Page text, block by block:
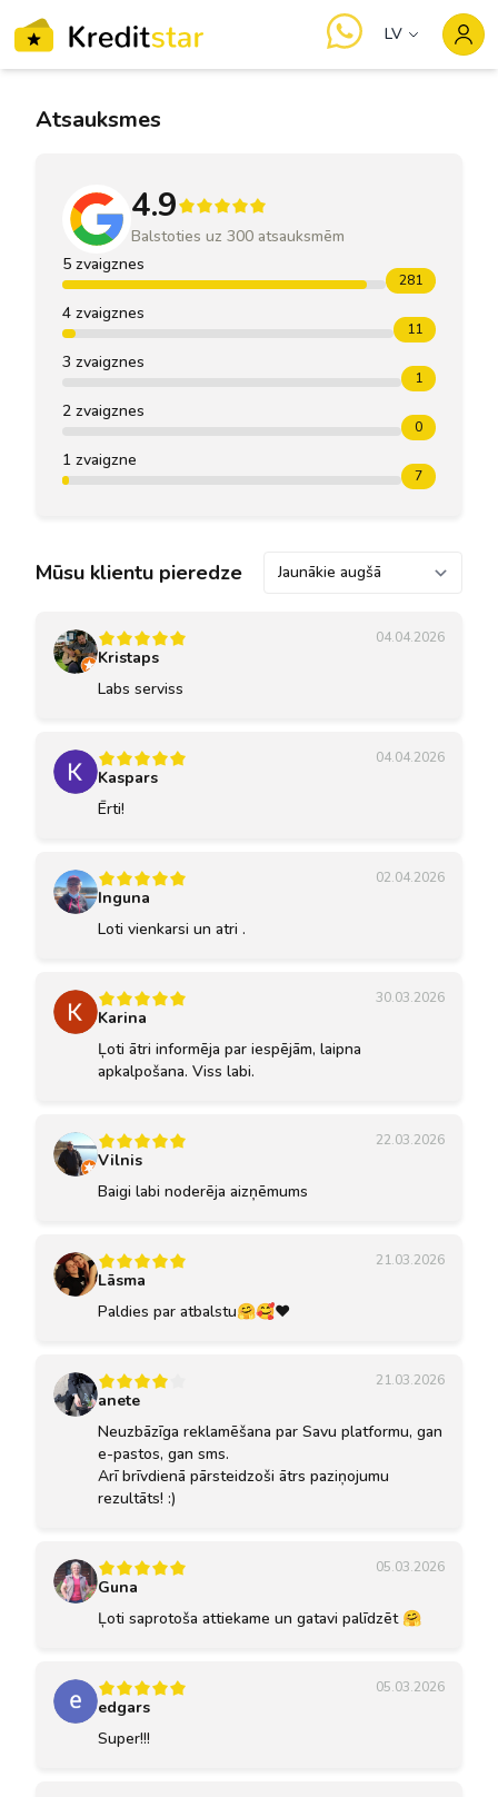
LV
Atsauksmes
4.9
Balstoties uz 300 atsauksmēm
5 zvaigznes
281
4 zvaigznes
11
3 zvaigznes
1
2 zvaigznes
0
1 zvaigzne
7
Mūsu klientu pieredze Kārtot pēc
Kristaps
04.04.2026
Labs serviss
Kaspars
04.04.2026
Ērti!
Inguna
02.04.2026
Loti vienkarsi un atri .
Karina
30.03.2026
Ļoti ātri informēja par iespējām, laipna
apkalpošana. Viss labi.
Vilnis
22.03.2026
Baigi labi noderēja aizņēmums
Lāsma
21.03.2026
Paldies par atbalstu🤗🥰❤️
anete
21.03.2026
Neuzbāzīga reklamēšana par Savu platformu, gan
e-pastos, gan sms.
Arī brīvdienā pārsteidzoši ātrs paziņojumu
rezultāts! :)
Guna
05.03.2026
Ļoti saprotoša attiekame un gatavi palīdzēt 🤗
edgars
05.03.2026
Super!!!